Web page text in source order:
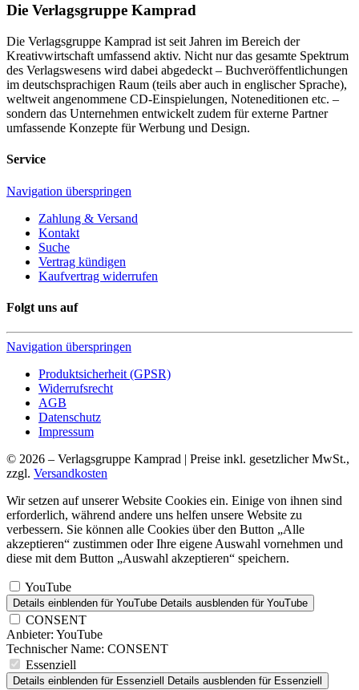
Die Verlagsgruppe Kamprad
Die Verlagsgruppe Kamprad ist seit Jahren im Bereich der
Kreativwirtschaft umfassend aktiv. Nicht nur das gesamte Spektrum
des Verlagswesens wird dabei abgedeckt – Buchveröffentlichungen
im deutschsprachigen Raum (teils aber auch in englischer Sprache),
weltweit angenommene CD-Einspielungen, Noteneditionen etc. –
sondern das Unternehmen entwickelt zudem für externe Partner
umfassende Konzepte für Werbung und Design.
Service
Navigation überspringen
Zahlung & Versand
Kontakt
Suche
Vertrag kündigen
Kaufvertrag widerrufen
Folgt uns auf
Navigation überspringen
Produktsicherheit (GPSR)
Widerrufsrecht
AGB
Datenschutz
Impressum
© 2026 – Verlagsgruppe Kamprad | Preise inkl. gesetzlicher MwSt.,
zzgl. Versandkosten
Wir setzen auf unserer Website Cookies ein. Einige von ihnen sind
erforderlich, während andere uns helfen unsere Website zu
verbessern. Sie können alle Cookies über den Button „Alle
akzeptieren“ zustimmen oder Ihre eigene Auswahl vornehmen und
diese mit dem Button „Auswahl akzeptieren“ speichern.
YouTube
Details einblenden für YouTube Details ausblenden für YouTube
CONSENT
Anbieter: YouTube
Technischer Name: CONSENT
Essenziell
Details einblenden für Essenziell Details ausblenden für Essenziell